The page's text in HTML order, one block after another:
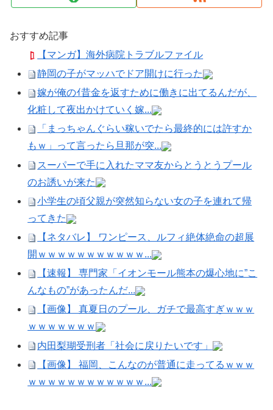
おすすめ記事
【マンガ】海外病院トラブルファイル
静岡の子がマッハでドア開けに行った
嫁が俺のｲ昔金を返すために働きに出てるんだが、
化粧して夜出かけていく嫁...
「まっちゃんぐらい稼いでたら最終的には許すか
もｗ」って言ったら旦那が突...
スーパーで手に入れたママ友からとうとうプール
のお誘いが来た
小学生の頃父親が突然知らない女の子を連れて帰
ってきた
【ネタバレ】 ワンピース、ルフィ絶体絶命の超展
開ｗｗｗｗｗｗｗｗｗｗｗ...
【速報】 専門家「イオンモール熊本の爆心地に”こ
んなもの”があったんだ...
【画像】 真夏日のプール、ガチで最高すぎｗｗｗ
ｗｗｗｗｗｗｗ
内田梨瑚受刑者「社会に戻りたいです」
【画像】 福岡、こんなのが普通に走ってるｗｗｗ
ｗｗｗｗｗｗｗｗｗｗｗｗ...